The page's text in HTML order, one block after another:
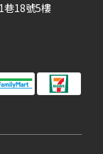
巷18號5樓